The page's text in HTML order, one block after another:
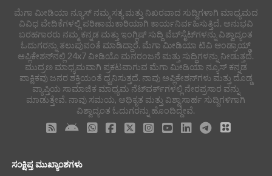
ಮೆಗಾ ಮೀಡಿಯಾ ನ್ಯೂಸ್ ನಮ್ಮ ಸತ್ಯ ಮತ್ತು ನಿಖರವಾದ ಸುದ್ದಿಗಳಾಗಿ ಮಾಧ್ಯಮದ
ವಿವಿಧ ವೇದಿಕೆಗಳಲ್ಲಿ ಪರಿಣಾಮಕಾರಿಯಾಗಿ ಕಾರ್ಯನಿರ್ವಹಿಸುತ್ತಿದೆ. ಅನುಭವಿ
ಬರಹಗಾರರು ನಮ್ಮ ಕನ್ನಡ ಮತ್ತು ಇಂಗ್ಲಿಷ್ ಸುದ್ದಿ ವೆಬ್‌ಸೈಟ್‌ಗಳನ್ನು ವಿಶ್ವಾದ್ಯಂತ
ಓದುಗರನ್ನು ತಲುಪುವಂತೆ ಮಾಡಿದ್ದಾರೆ. ಮೆಗಾ ಮೀಡಿಯಾ ಟಿವಿ ಆಂಡ್ರಾಯ್ಡ್
ಅಪ್ಲಿಕೇಶನ್‌ನಲ್ಲಿ 24x7 ವೀಡಿಯೊ ಮನರಂಜನೆ ಮತ್ತು ಸುದ್ದಿಗಳನ್ನು ನೀಡುತ್ತದೆ.
ಮುದ್ರಣ ಮಾಧ್ಯಮವಾಗಿ ಪ್ರಕಟವಾಗುವ ಮೆಗಾ ಮೀಡಿಯಾ ನ್ಯೂಸ್ ಕನ್ನಡ
ಪಾಕ್ಷಿಕವು ಜನರ ಶಕ್ತಿಯಂತೆ ಧ್ವನಿಸುತ್ತದೆ. ನಾವು ಅಪ್ಲಿಕೇಶನ್‌ಗಳು ಮತ್ತು ದೊಡ್ಡ
ವ್ಯಾಪ್ತಿಯ ಸಾಮಾಜಿಕ ಮಾಧ್ಯಮ ನೆಟ್‌ವರ್ಕ್‌ಗಳಲ್ಲಿ ನೇರಪ್ರಸಾರ ವನ್ನು
ಮಾಡುತ್ತೇವೆ. ನಾವು ಸಮಯ, ಅಧಿಕೃತ ಮತ್ತು ವಿಶ್ವಾಸಾರ್ಹ ಸುದ್ದಿಗಳಿಗಾಗಿ
ವಿಶ್ವಾದ್ಯಂತ ಓದುಗರನ್ನು ಹೊಂದಿದ್ದೇವೆ.
ಸಂಕ್ಷಿಪ್ತ ಮುಖ್ಯಾಂಶಗಳು